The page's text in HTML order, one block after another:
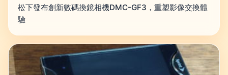
松下發布創新數碼換鏡相機DMC-GF3，重塑影像交換體
驗